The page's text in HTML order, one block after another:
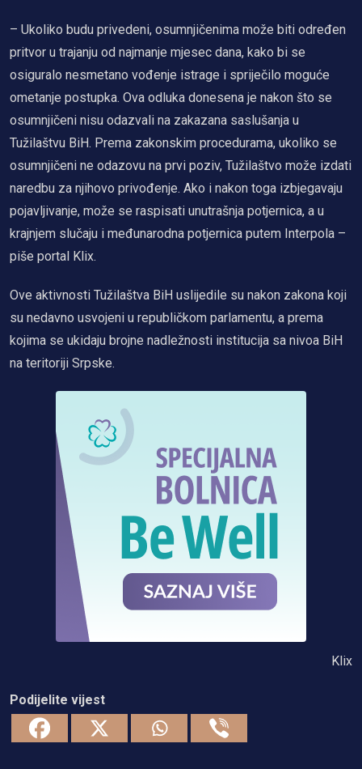
– Ukoliko budu privedeni, osumnjičenima može biti određen
pritvor u trajanju od najmanje mjesec dana, kako bi se
osiguralo nesmetano vođenje istrage i spriječilo moguće
ometanje postupka. Ova odluka donesena je nakon što se
osumnjičeni nisu odazvali na zakazana saslušanja u
Tužilaštvu BiH. Prema zakonskim procedurama, ukoliko se
osumnjičeni ne odazovu na prvi poziv, Tužilaštvo može izdati
naredbu za njihovo privođenje. Ako i nakon toga izbjegavaju
pojavljivanje, može se raspisati unutrašnja potjernica, a u
krajnjem slučaju i međunarodna potjernica putem Interpola –
piše portal Klix.
Ove aktivnosti Tužilaštva BiH uslijedile su nakon zakona koji
su nedavno usvojeni u republičkom parlamentu, a prema
kojima se ukidaju brojne nadležnosti institucija sa nivoa BiH
na teritoriji Srpske.
Klix
Podijelite vijest